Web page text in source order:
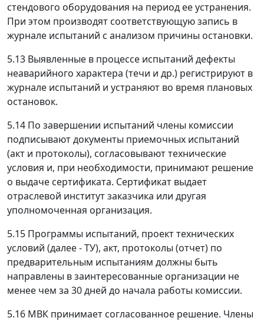
стендового оборудования на период ее устранения.
При этом производят соответствующую запись в
журнале испытаний с анализом причины остановки.
5.13 Выявленные в процессе испытаний дефекты
неаварийного характера (течи и др.) регистрируют в
журнале испытаний и устраняют во время плановых
остановок.
5.14 По завершении испытаний члены комиссии
подписывают документы приемочных испытаний
(акт и протоколы), согласовывают технические
условия и, при необходимости, принимают решение
о выдаче сертификата. Сертификат выдает
отраслевой институт заказчика или другая
уполномоченная организация.
5.15 Программы испытаний, проект технических
условий (далее - ТУ), акт, протоколы (отчет) по
предварительным испытаниям должны быть
направлены в заинтересованные организации не
менее чем за 30 дней до начала работы комиссии.
5.16 МВК принимает согласованное решение. Члены